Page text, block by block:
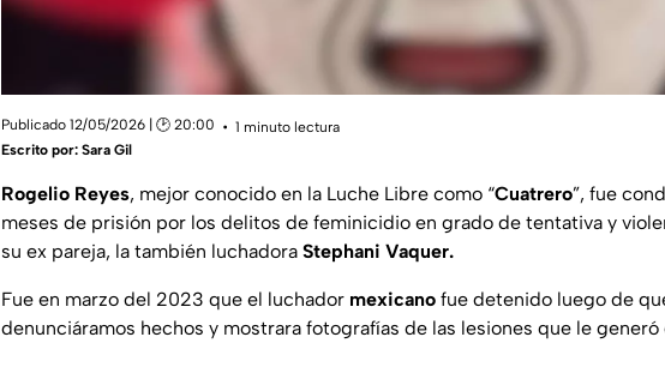
Publicado 12/05/2026 | 🕑 20:00
1 minuto lectura
Escrito por: Sara Gil
Rogelio Reyes, mejor conocido en la Luche Libre como “Cuatrero”, fue
meses de prisión por los delitos de feminicidio en grado de tentativa y
su ex pareja, la también luchadora Stephani Vaquer.
Fue en marzo del 2023 que el luchador mexicano fue detenido luego de
denunciáramos hechos y mostrara fotografías de las lesiones que le generó